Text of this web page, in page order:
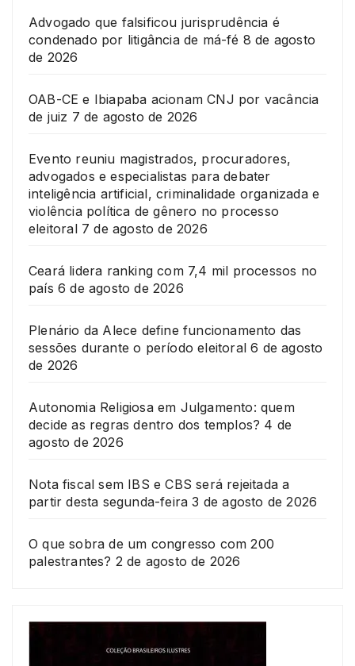
Advogado que falsificou jurisprudência é
condenado por litigância de má-fé 8 de agosto
de 2026
OAB-CE e Ibiapaba acionam CNJ por vacância
de juiz 7 de agosto de 2026
Evento reuniu magistrados, procuradores,
advogados e especialistas para debater
inteligência artificial, criminalidade organizada e
violência política de gênero no processo
eleitoral 7 de agosto de 2026
Ceará lidera ranking com 7,4 mil processos no
país 6 de agosto de 2026
Plenário da Alece define funcionamento das
sessões durante o período eleitoral 6 de agosto
de 2026
Autonomia Religiosa em Julgamento: quem
decide as regras dentro dos templos? 4 de
agosto de 2026
Nota fiscal sem IBS e CBS será rejeitada a
partir desta segunda-feira 3 de agosto de 2026
O que sobra de um congresso com 200
palestrantes? 2 de agosto de 2026